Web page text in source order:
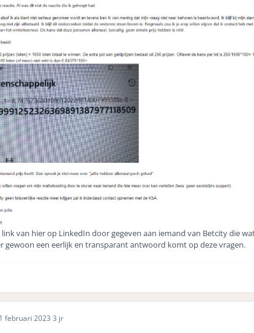
van hier op LinkedIn door gegeven aan iemand van Betcity die
gewoon een eerlijk en transparant antwoord komt op deze vragen.
februari 2023 3 jr